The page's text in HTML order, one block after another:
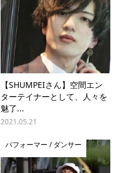
【SHUMPEIさん】空間エン
ターテイナーとして、人々を
魅了...
2021.05.21
パフォーマー / ダンサー